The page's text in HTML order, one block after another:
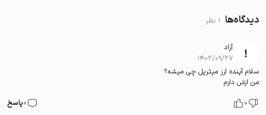
دیدگاه‌ها 1 نظر
آزاد
۱۴۰۲/۰۹/۲۷
سلام آینده ارز میتریل چی میشه؟
من ازش دارم
0
0پاسخ